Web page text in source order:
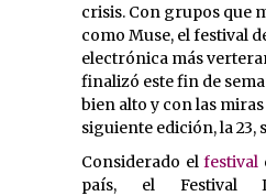
crisis. Con grupos que
como Muse, el festival
electrónica más
finalizó este fin de
bien alto y con las
siguiente edición, la 23,
Considerado el festival
país, el Festival